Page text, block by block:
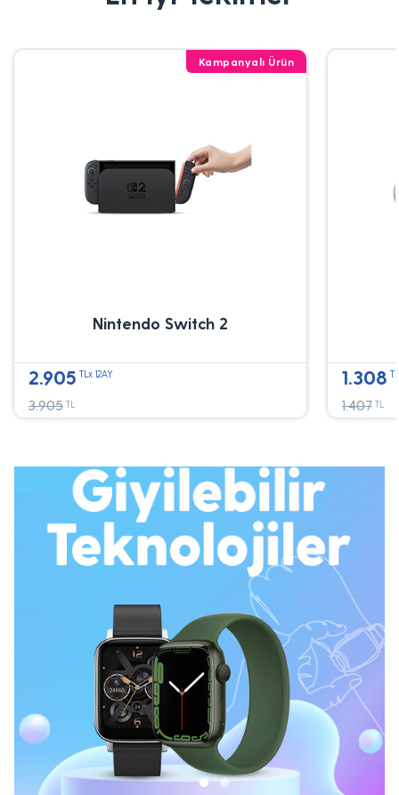
Kampanyalı Ürün
Nintendo Switch 2
2.905 TLx 12AY
3.905 TL
1.308
1.407 TL